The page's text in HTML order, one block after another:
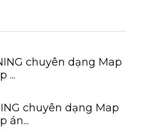
chuyên dạng Map
...
chuyên dạng Map
án...